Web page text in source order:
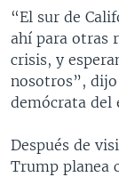
“El sur de
ahí para otras
crisis, y
nosotros”, dijo
demócrata del
Después de
Trump planea